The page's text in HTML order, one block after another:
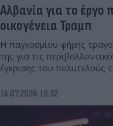
Αλβανία για το έργο
οικογένεια Τραμπ
Η παγκοσμίου φήμης
της για τις
έγκρισης του πολυτελούς
14.07.2026 19:32